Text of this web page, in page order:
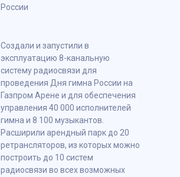
России
Создали и запустили в
эксплуатацию 8-канальную
систему радиосвязи для
проведения Дня гимна России на
Газпром Арене и для обеспечения
управления 40 000 исполнителей
гимна и 8 100 музыкантов.
Расширили арендный парк до 20
ретрансляторов, из которых можно
построить до 10 систем
радиосвязи во всех возможных